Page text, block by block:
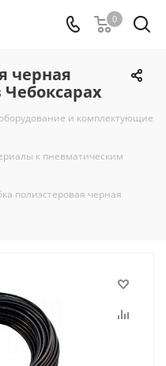
0
черная
Чебоксарах
и комплектующие
к пневматическим
полиэстеровая черная